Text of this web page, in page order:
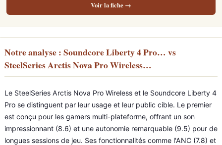
Voir la fiche →
Notre analyse : Soundcore Liberty 4 Pro… vs
SteelSeries Arctis Nova Pro Wireless…
Le SteelSeries Arctis Nova Pro Wireless et le Soundcore Liberty 4
Pro se distinguent par leur usage et leur public cible. Le premier
est conçu pour les gamers multi-plateforme, offrant un son
impressionnant (8.6) et une autonomie remarquable (9.5) pour de
longues sessions de jeu. Ses fonctionnalités comme l'ANC (7.8) et